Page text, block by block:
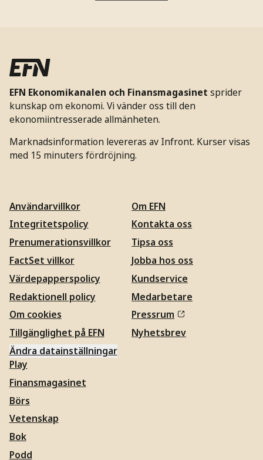
EFN Ekonomikanalen och Finansmagasinet sprider
kunskap om ekonomi. Vi vänder oss till den
ekonomiintresserade allmänheten.
Marknadsinformation levereras av Infront. Kurser visas
med 15 minuters fördröjning.
Användarvillkor
Integritetspolicy
Prenumerationsvillkor
FactSet villkor
Värdepapperspolicy
Redaktionell policy
Om cookies
Tillgänglighet på EFN
Ändra datainställningar
Om EFN
Kontakta oss
Tipsa oss
Jobba hos oss
Kundservice
Medarbetare
Pressrum
Nyhetsbrev
Play
Finansmagasinet
Börs
Vetenskap
Bok
Podd